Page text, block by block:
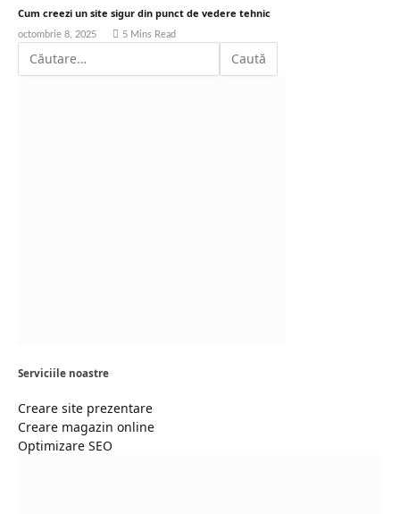
Cum creezi un site sigur din punct de vedere tehnic
octombrie 8, 2025 5 Mins Read
Serviciile noastre
Creare site prezentare
Creare magazin online
Optimizare SEO